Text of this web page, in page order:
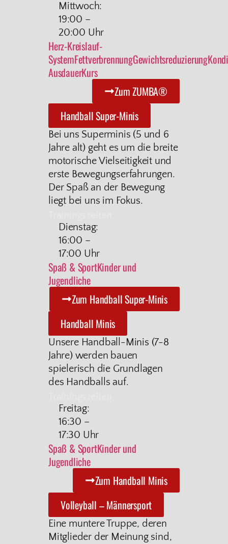
Mittwoch:
19:00 –
20:00 Uhr
Herz-Kreislauf-
SystemFettverbrennungGewichtsreduzierung
AusdauerKurs
Zum ZUMBA®
Handball Super-Minis
Bei uns Superminis (5 und 6
Jahre alt) geht es um die breite
motorische Vielseitigkeit und
erste Bewegungserfahrungen.
Der Spaß an der Bewegung
liegt bei uns im Fokus.
Dienstag:
16:00 –
17:00 Uhr
Spaß & SportKinder und
Jugendliche
Zum Handball Super-Minis
Handball Minis
Unsere Handball-Minis (7-8
Jahre) werden bauen
spielerisch die Grundlagen
des Handballs auf.
Freitag:
16:30 –
17:30 Uhr
Spaß & SportKinder und
Jugendliche
Zum Handball Minis
Volleyball – Männersport
Eine muntere Truppe, deren
Mitglieder der Meinung sind,